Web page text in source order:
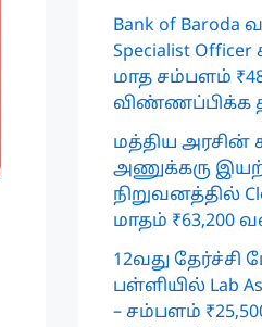
Bank of Baroda
Specialist
மாத சம்பளம்
விண்ணப்பிக்க
மத்திய அரசின்
அணுக்கரு
நிறுவனத்தில்
மாதம் ₹63,200
12வது
பள்ளியில் Lab
– சம்பளம்